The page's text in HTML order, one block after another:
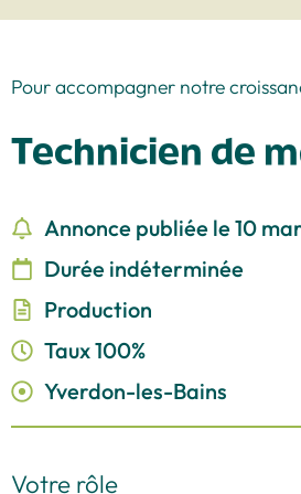
Pour accompagner notre
Technicien de
Annonce publiée le 10
Durée indéterminée
Production
Taux 100%
Yverdon-les-Bains
Votre rôle